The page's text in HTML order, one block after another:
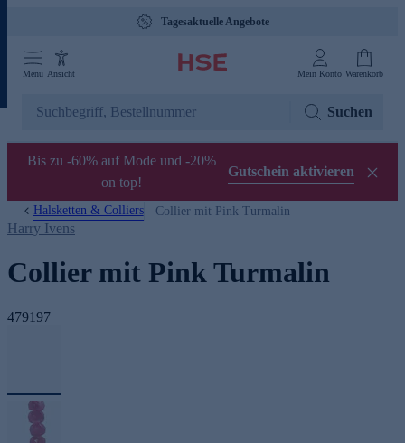
Tagesaktuelle Angebote
Menü Ansicht Mein Konto Warenkorb
Suchen
Bis zu -60% auf Mode und -20%
on top!
Gutschein aktivieren
Halsketten & Colliers Collier mit Pink Turmalin
Harry Ivens
Collier mit Pink Turmalin
479197